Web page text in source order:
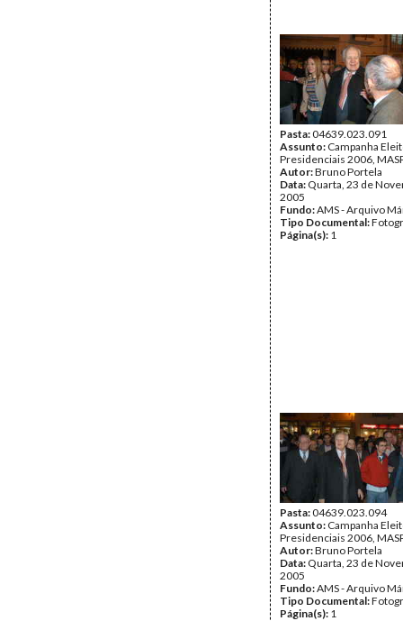
Pasta:04639.023.091
Assunto: Campanha
Presidenciais 2006,
Autor:Bruno Portela
Data: Quarta, 23 de
2005
Fundo:AMS - Arquivo
Tipo Documental:
Página(s): 1
Pasta:04639.023.094
Assunto: Campanha
Presidenciais 2006,
Autor:Bruno Portela
Data: Quarta, 23 de
2005
Fundo:AMS - Arquivo
Tipo Documental:
Página(s): 1